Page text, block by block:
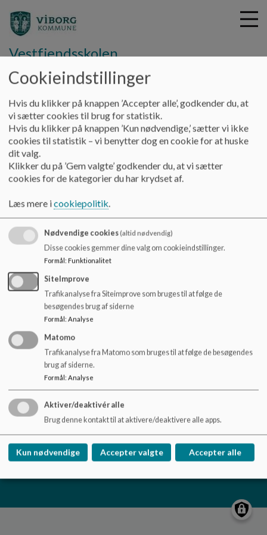
i
Vestfjendsskolen
SFO/Klub Praktisk info Åbningstider
Åbningstider
Åbningstider
Dokumenter
Klubbens åbningstider_0.pdf
Vestfjendsskolen
Dåsbjergvej 17, 7800 Skive
skole.vestfjendsskolen@viborg.dk
87872685
EAN NR.
5798004601617
Tilgængelighedserklæring
Sitemap
Cookie politik
Cookieindstillinger
Hvis du klikker på knappen ’Accepter alle’, godkender du, at
vi sætter cookies til brug for statistik.
Hvis du klikker på knappen ’Kun nødvendige,’ sætter vi ikke
cookies til statistik – vi benytter dog en cookie for at huske
dit valg.
Klikker du på ’Gem valgte’ godkender du, at vi sætter
cookies for de kategorier du har krydset af.
Læs mere icookiepolitik.
Nødvendige cookies(altid nødvendig)
Disse cookies gemmer dine valg om cookieindstillinger.
Formål: Funktionalitet
SiteImprove
Trafikanalyse fra Siteimprove som bruges til at følge de
besøgendes brug af siderne
Formål: Analyse
Matomo
Trafikanalyse fra Matomo som bruges til at følge de besøgendes
brug af siderne.
Formål: Analyse
Aktiver/deaktivér alle
Brug denne kontakt til at aktivere/deaktivere alle apps.
Kun nødvendige Accepter valgte Accepter alle